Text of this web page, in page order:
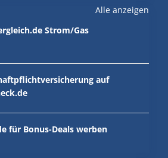
Alle anzeigen
Strom/Gas
auf
für Bonus-Deals werben